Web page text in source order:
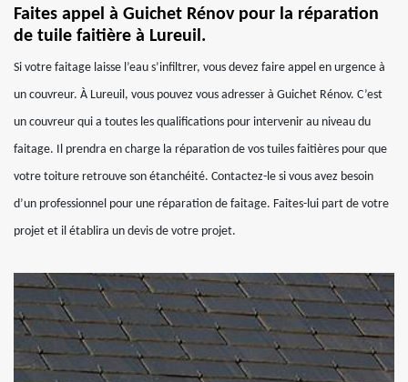
Faites appel à Guichet Rénov pour la réparation
de tuile faitière à Lureuil.
Si votre faitage laisse l’eau s’infiltrer, vous devez faire appel en urgence à
un couvreur. À Lureuil, vous pouvez vous adresser à Guichet Rénov. C’est
un couvreur qui a toutes les qualifications pour intervenir au niveau du
faitage. Il prendra en charge la réparation de vos tuiles faitières pour que
votre toiture retrouve son étanchéité. Contactez-le si vous avez besoin
d’un professionnel pour une réparation de faitage. Faites-lui part de votre
projet et il établira un devis de votre projet.